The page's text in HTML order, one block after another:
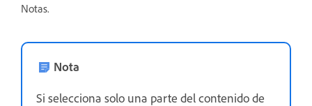
Notas.
Nota
Si selecciona solo una parte del contenido de